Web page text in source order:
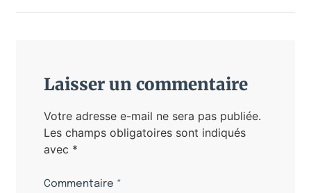
Laisser un commentaire
Votre adresse e-mail ne sera pas publiée.
Les champs obligatoires sont indiqués
avec *
Commentaire *